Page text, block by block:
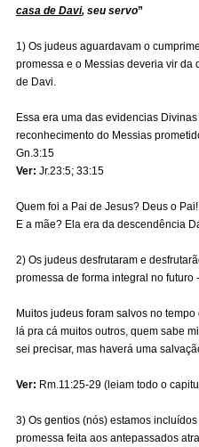
casa de Davi, seu servo”
1) Os judeus aguardavam o
promessa e o Messias deveria vir da
de Davi.
Essa era uma das evidencias
reconhecimento do Messias
Gn.3:15
Ver: Jr.23:5; 33:15
Quem foi a Pai de Jesus? Deus o Pai!
E a mãe? Ela era da descendência
2) Os judeus desfrutaram e
promessa de forma integral no futuro
Muitos judeus foram salvos no tempo
lá pra cá muitos outros, quem sabe
sei precisar, mas haverá uma
Ver: Rm.11:25-29 (leiam todo o
3) Os gentios (nós) estamos
promessa feita aos antepassados